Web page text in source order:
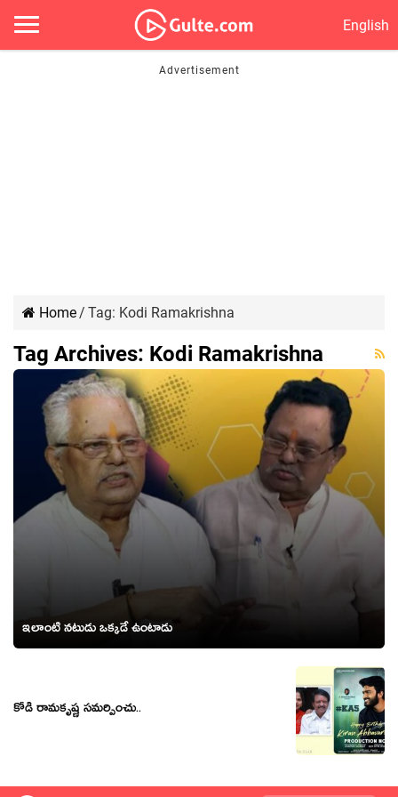
English
Home/ Tag: Kodi Ramakrishna
Tag Archives: Kodi Ramakrishna
ఇలాంటి నటుడు ఒక్కడే ఉంటాడు
కోడి రామకృష్ణ సమర్పించు..